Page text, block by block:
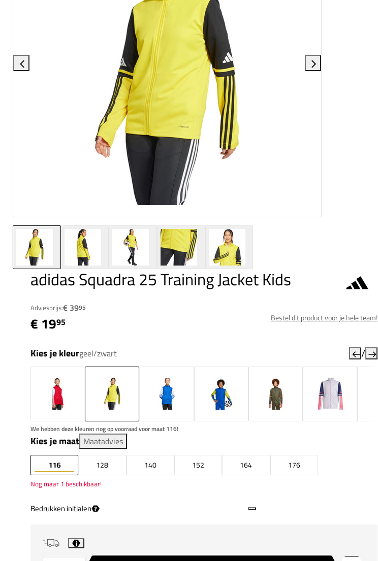
adidas Squadra 25 Training Jacket Kids
Adviesprijs:€ 3995
€ 1995 Bestel dit product voor je hele team!
Kies je kleurgeel/zwart /
We hebben deze kleuren nog op voorraad voor maat 116!
Kies je maat Maatadvies
116 128 140 152 164 176
Nog maar 1 beschikbaar!
Bedrukken initialen ?
i